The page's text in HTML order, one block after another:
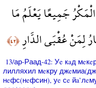
جَمِيعًا يَعْلَمُ مَا
عُقْبَى الدَّارِ﴿٤٢﴾
13/ар-Раад-42: Уe кaд
лилляхил мeкру
нeфс(нeфсин), уe сe